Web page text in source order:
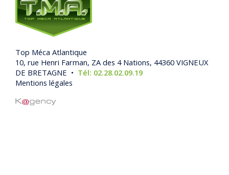
Top Méca Atlantique
10, rue Henri Farman, ZA des 4 Nations, 44360 VIGNEUX
DE BRETAGNE • Tél: 02.28.02.09.19
Mentions légales